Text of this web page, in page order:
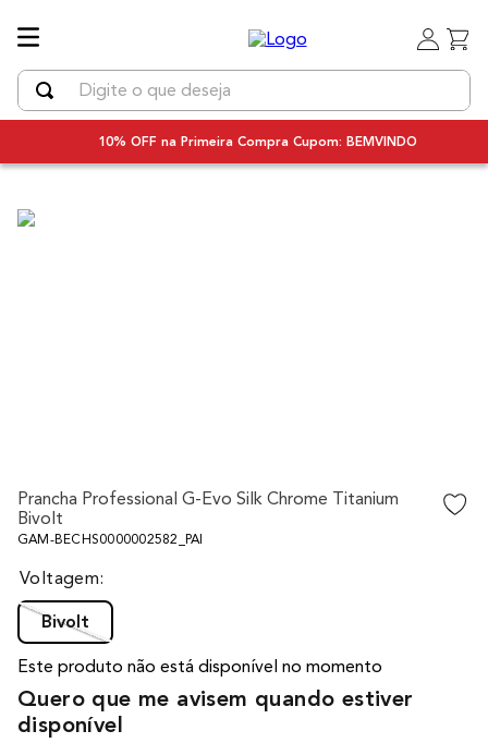
Digite o que deseja
10% OFF na Primeira Compra Cupom: BEMVINDO
Prancha Professional G-Evo Silk Chrome Titanium
Bivolt
GAM-BECHS0000002582_PAI
Voltagem
Bivolt
Este produto não está disponível no momento
Quero que me avisem quando estiver
disponível
TERMOS MAIS BUSCADOS
1º
uniq
10º difusor